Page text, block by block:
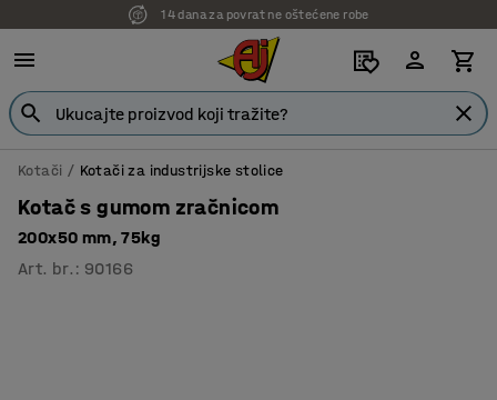
14 dana za povrat ne oštećene robe
Kotači Kotači za industrijske stolice
Kotač s gumom zračnicom
200x50 mm, 75kg
Art. br. : 90166